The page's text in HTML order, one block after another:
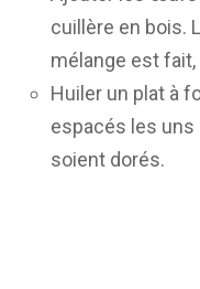
cuillère en bois.
mélange est fait,
Huiler un plat à
espacés les uns
soient dorés.